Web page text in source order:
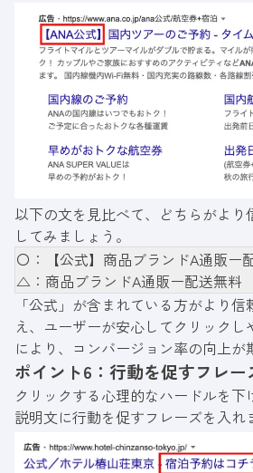
以下の文を見比べて、どちらがよ
してみましょう。
〇：【公式】商品ブランドA通販ー
△：商品ブランドA通販ー配送無料
「公式」が含まれている方がより
え、ユーザーが安心してクリック
により、コンバージョン率の向上が
ポイント6：行動を促すフレー
クリックする心理的なハードルを下
説明文に行動を促すフレーズを入れ